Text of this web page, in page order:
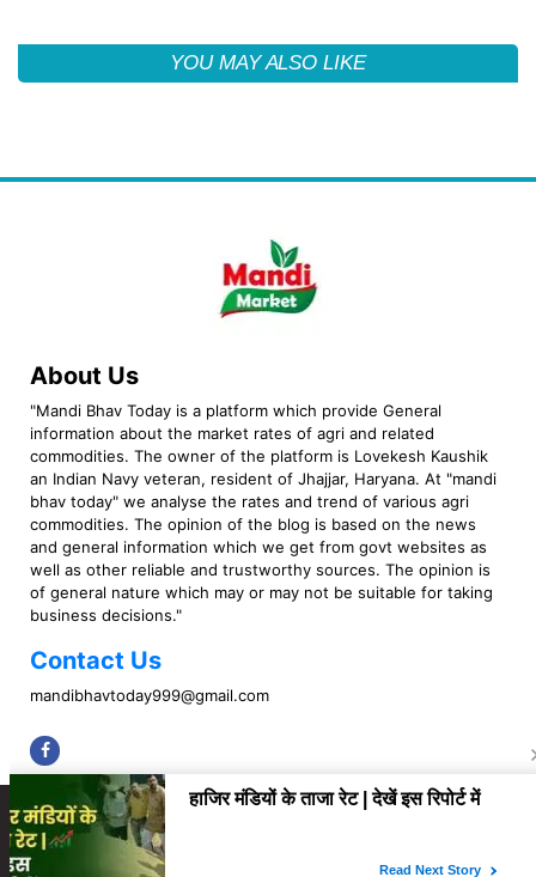
YOU MAY ALSO LIKE
About Us
"Mandi Bhav Today is a platform which provide General
information about the market rates of agri and related
commodities. The owner of the platform is Lovekesh Kaushik
an Indian Navy veteran, resident of Jhajjar, Haryana. At "mandi
bhav today" we analyse the rates and trend of various agri
commodities. The opinion of the blog is based on the news
and general information which we get from govt websites as
well as other reliable and trustworthy sources. The opinion is
of general nature which may or may not be suitable for taking
business decisions."
Contact Us
mandibhavtoday999@gmail.com
Copyright © 2023 Mandi Bhav Today. All rights Reserved. Powered by TIMES
About Us